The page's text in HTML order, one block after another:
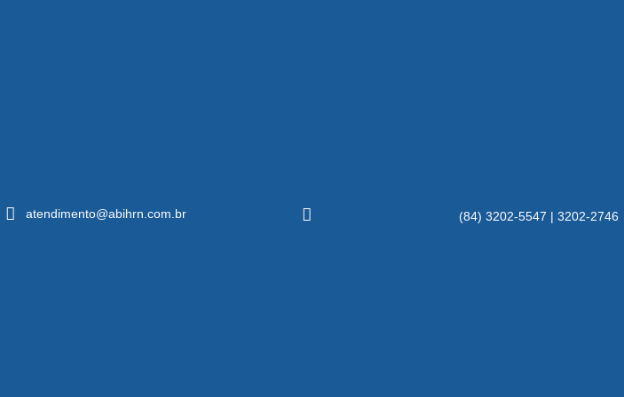
atendimento@abihrn.com.br (84) 3202-5547 | 3202-2746